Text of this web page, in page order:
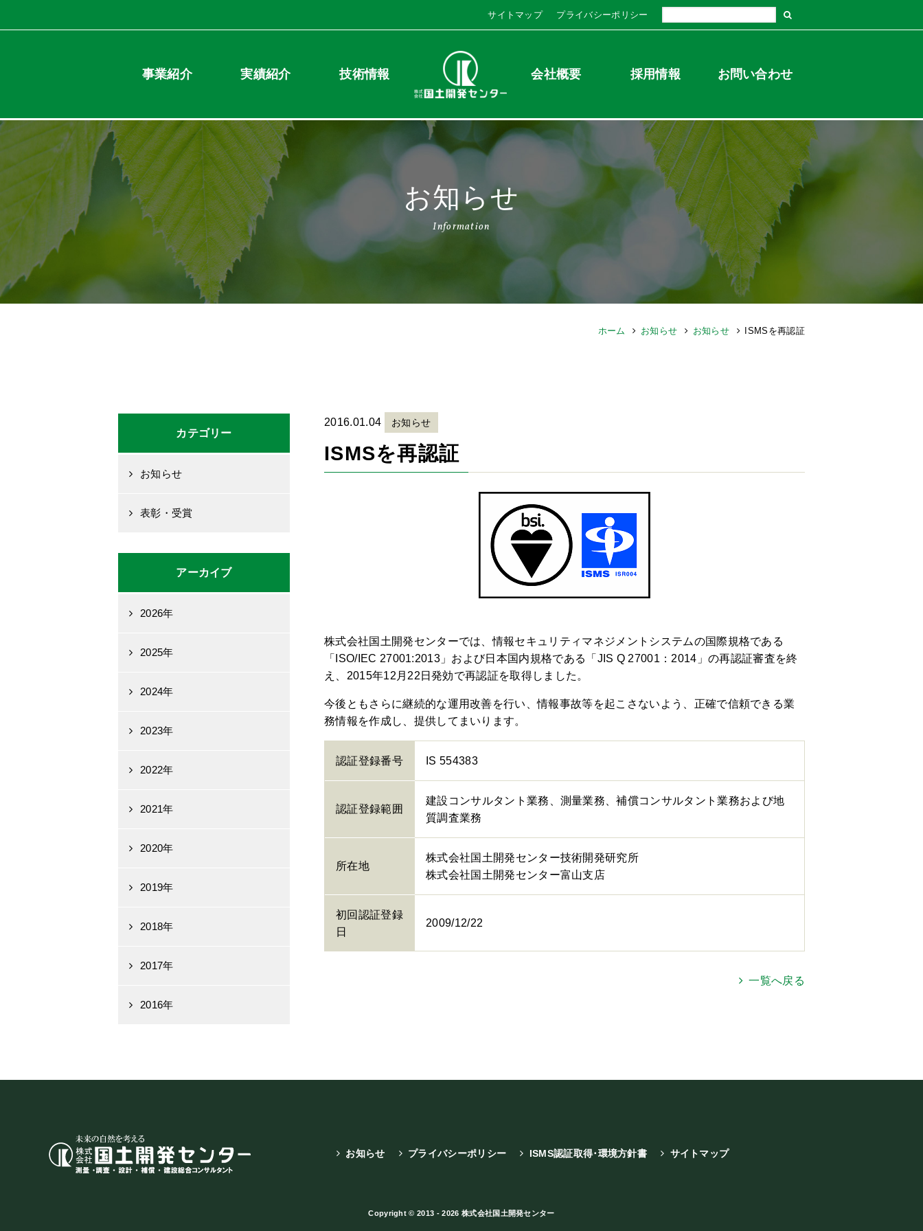
サイトマップ プライバシーポリシー
事業紹介 実績紹介 技術情報 会社概要 採用情報 お問い合わせ
お知らせ
Information
ホーム お知らせ お知らせ ISMSを再認証
カテゴリー
お知らせ
表彰・受賞
アーカイブ
2026年
2025年
2024年
2023年
2022年
2021年
2020年
2019年
2018年
2017年
2016年
2016.01.04 お知らせ
ISMSを再認証
株式会社国土開発センターでは、情報セキュリティマネジメントシステムの国際規格である
「ISO/IEC 27001:2013」および日本国内規格である「JIS Q 27001：2014」の再認証審査を終
え、2015年12月22日発効で再認証を取得しました。
今後ともさらに継続的な運用改善を行い、情報事故等を起こさないよう、正確で信頼できる業
務情報を作成し、提供してまいります。
認証登録番号 IS 554383
認証登録範囲
建設コンサルタント業務、測量業務、補償コンサルタント業務および地
質調査業務
所在地
株式会社国土開発センター技術開発研究所
株式会社国土開発センター富山支店
初回認証登録
日
2009/12/22
一覧へ戻る
お知らせ プライバシーポリシー ISMS認証取得･環境方針書 サイトマップ
Copyright © 2013 - 2026 株式会社国土開発センター